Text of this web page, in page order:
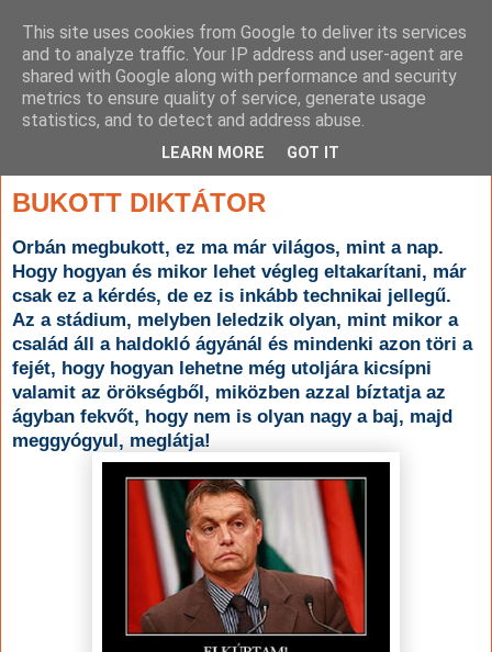
BUKOTT DIKTÁTOR
Orbán megbukott, ez ma már világos, mint a nap.
Hogy hogyan és mikor lehet végleg eltakarítani, már
csak ez a kérdés, de ez is inkább technikai jellegű.
Az a stádium, melyben leledzik olyan, mint mikor a
család áll a haldokló ágyánál és mindenki azon töri a
fejét, hogy hogyan lehetne még utoljára kicsípni
valamit az örökségből, miközben azzal bíztatja az
ágyban fekvőt, hogy nem is olyan nagy a baj, majd
meggyógyul, meglátja!
This site uses cookies from Google to deliver its services
and to analyze traffic. Your IP address and user-agent are
shared with Google along with performance and security
metrics to ensure quality of service, generate usage
statistics, and to detect and address abuse.
LEARN MORE GOT IT